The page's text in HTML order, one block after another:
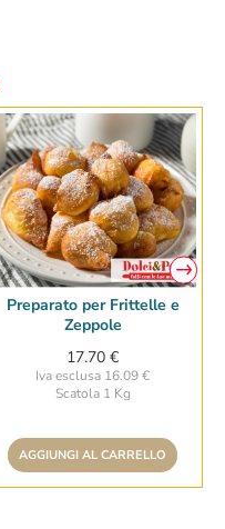
Preparato per Frittelle e
Zeppole
17.70 €
Iva esclusa 16.09 €
Scatola 1 Kg
AGGIUNGI AL CARRELLO